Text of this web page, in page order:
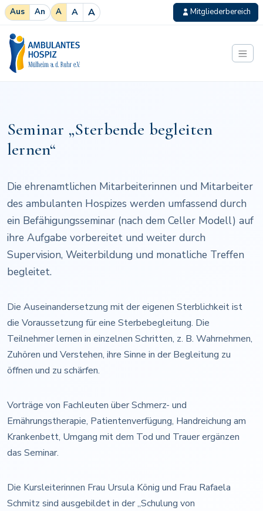
Zum Inhalt springen
Aus An A A A Mitgliederbereich
Ambulantes Hospiz
Seminar „Sterbende begleiten
lernen“
Die ehrenamtlichen Mitarbeiterinnen und Mitarbeiter
des ambulanten Hospizes werden umfassend durch
ein Befähigungsseminar (nach dem Celler Modell) auf
ihre Aufgabe vorbereitet und weiter durch
Supervision, Weiterbildung und monatliche Treffen
begleitet.
Die Auseinandersetzung mit der eigenen Sterblichkeit ist
die Voraussetzung für eine Sterbebegleitung. Die
Teilnehmer lernen in einzelnen Schritten, z. B. Wahrnehmen,
Zuhören und Verstehen, ihre Sinne in der Begleitung zu
öffnen und zu schärfen.
Vorträge von Fachleuten über Schmerz- und
Ernährungstherapie, Patientenverfügung, Handreichung am
Krankenbett, Umgang mit dem Tod und Trauer ergänzen
das Seminar.
Die Kursleiterinnen Frau Ursula König und Frau Rafaela
Schmitz sind ausgebildet in der „Schulung von